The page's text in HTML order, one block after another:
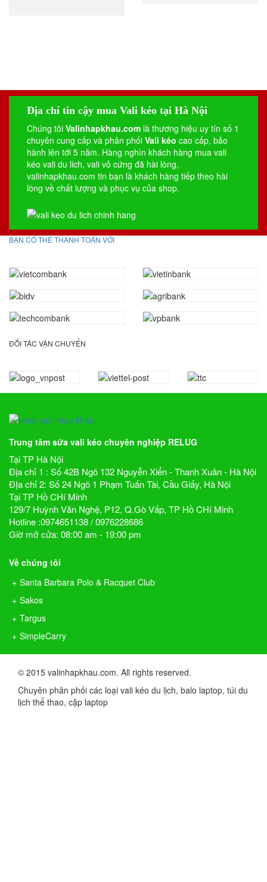
Địa chỉ tin cậy mua Vali kéo tại Hà Nội
Chúng tôi Valinhapkhau.com là thương hiệu uy tín số 1
chuyên cung cấp và phân phối Vali kéo cao cấp, bảo
hành lên tới 5 năm. Hàng nghìn khách hàng mua vali
kéo vali du lich, vali vỏ cứng đã hài lòng,
valinhapkhau.com tin bạn là khách hàng tiếp theo hài
lòng về chất lượng và phục vụ của shop.
BẠN CÓ THỂ THANH TOÁN VỚI
ĐỐI TÁC VẬN CHUYỂN
Trung tâm sửa vali kéo chuyên nghiệp RELUG
Tại TP Hà Nội
Địa chỉ 1 : Số 42B Ngõ 132 Nguyễn Xiển - Thanh Xuân - Hà Nội
ĐỊa chỉ 2: Số 24 Ngõ 1 Phạm Tuấn Tài, Cầu Giấy, Hà Nội
Tại TP Hồ CHí Minh
129/7 Huỳnh Văn Nghệ, P12, Q.Gò Vấp, TP Hồ CHí Minh
Hotline :0974651138 / 0976228686
Giờ mở cửa: 08:00 am - 19:00 pm
Về chúng tôi
Santa Barbara Polo & Racquet Club
Sakos
Targus
SimpleCarry
© 2015 valinhapkhau.com. All rights reserved.
Chuyên phân phối các loại vali kéo du lịch, balo laptop, túi du
lịch thể thao, cặp laptop